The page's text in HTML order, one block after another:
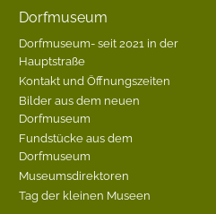
Dorfmuseum
Dorfmuseum- seit 2021 in der
Hauptstraße
Kontakt und Öffnungszeiten
Bilder aus dem neuen
Dorfmuseum
Fundstücke aus dem
Dorfmuseum
Museumsdirektoren
Tag der kleinen Museen